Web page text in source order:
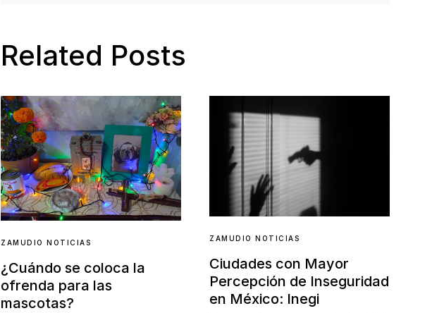
Related Posts
ZAMUDIO NOTICIAS
¿Cuándo se coloca la
ofrenda para las
mascotas?
ZAMUDIO NOTICIAS
Ciudades con Mayor
Percepción de Inseguridad
en México: Inegi